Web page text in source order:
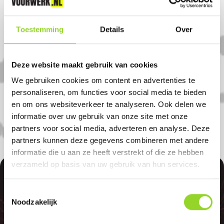
Toestemming Details Over
Deze website maakt gebruik van cookies
We gebruiken cookies om content en advertenties te
personaliseren, om functies voor social media te bieden
en om ons websiteverkeer te analyseren. Ook delen we
informatie over uw gebruik van onze site met onze
partners voor social media, adverteren en analyse. Deze
partners kunnen deze gegevens combineren met andere
informatie die u aan ze heeft verstrekt of die ze hebben
verzameld op basis van uw gebruik van hun services.
Noodzakelijk
Komt u uit Langbroek?
Doorn. U bent van harte welkom! U bent
uiteraard ook welkom als u uit
Maarsbergen, Werkhoven of Zeist komt.